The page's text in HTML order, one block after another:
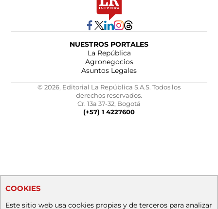
NUESTROS PORTALES
La República
Agronegocios
Asuntos Legales
© 2026, Editorial La República S.A.S. Todos los
derechos reservados.
Cr. 13a 37-32, Bogotá
(+57) 1 4227600
COOKIES
Este sitio web usa cookies propias y de terceros para analizar